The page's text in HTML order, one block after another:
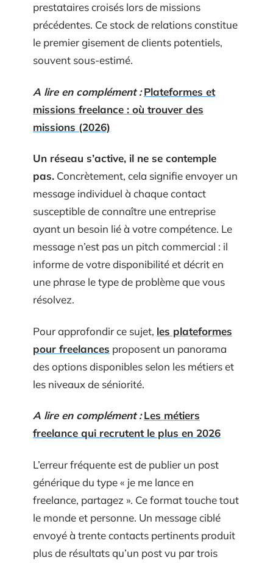
prestataires croisés lors de missions
précédentes. Ce stock de relations constitue
le premier gisement de clients potentiels,
souvent sous-estimé.
A lire en complément : Plateformes et
missions freelance : où trouver des
missions (2026)
Un réseau s’active, il ne se contemple
pas. Concrètement, cela signifie envoyer un
message individuel à chaque contact
susceptible de connaître une entreprise
ayant un besoin lié à votre compétence. Le
message n’est pas un pitch commercial : il
informe de votre disponibilité et décrit en
une phrase le type de problème que vous
résolvez.
Pour approfondir ce sujet, les plateformes
pour freelances proposent un panorama
des options disponibles selon les métiers et
les niveaux de séniorité.
A lire en complément : Les métiers
freelance qui recrutent le plus en 2026
L’erreur fréquente est de publier un post
générique du type « je me lance en
freelance, partagez ». Ce format touche tout
le monde et personne. Un message ciblé
envoyé à trente contacts pertinents produit
plus de résultats qu’un post vu par trois